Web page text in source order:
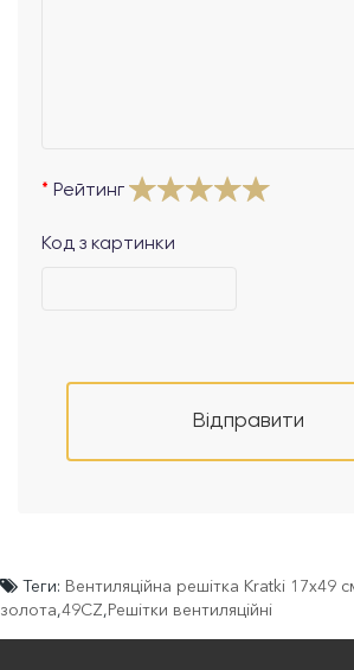
Рейтинг
Код з картинки
Відправити
Теги: Вентиляційна решітка Kratki 17x49
золота,49CZ,Решітки вентиляційні